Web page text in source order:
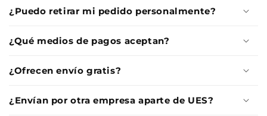
¿Puedo retirar mi pedido personalmente?
¿Qué medios de pagos aceptan?
¿Ofrecen envío gratis?
¿Envían por otra empresa aparte de UES?